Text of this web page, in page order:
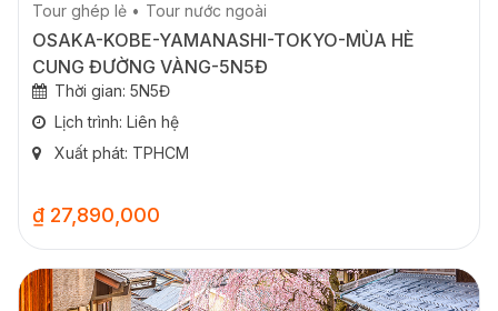
Tour ghép lẻ Tour nước ngoài
OSAKA-KOBE-YAMANASHI-TOKYO-MÙA HÈ
CUNG ĐƯỜNG VÀNG-5N5Đ
Thời gian: 5N5Đ
Lịch trình: Liên hệ
Xuất phát: TPHCM
₫ 27,890,000